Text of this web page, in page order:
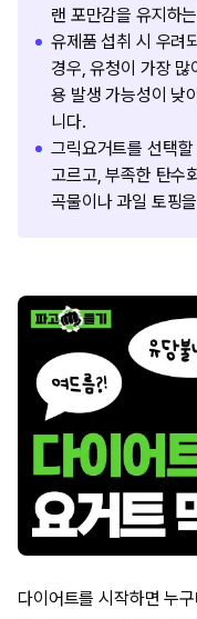
랜 포만감을 유지하
유제품 섭취 시 우려
경우, 유청이 가장
용 발생 가능성이 낮
니다.
그릭요거트를 선택
고르고, 부족한 탄수
곡물이나 과일 토핑
다이어트를 시작하면 누